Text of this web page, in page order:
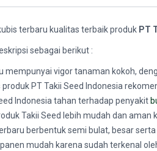
terbaru kualitas terbaik produk PT
sebagai berikut :
mempunyai vigor tanaman kokoh,
produk PT Takii Seed Indonesia
Indonesia tahan terhadap penyakit
Takii Seed lebih mudah dan aman
berbentuk semi bulat, besar
mudah karena sudah terkenal